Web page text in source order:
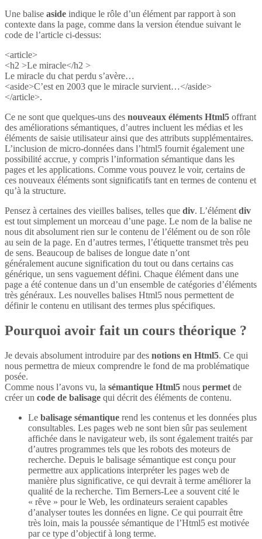
Une balise aside indique le rôle d’un élément par rapport à son
contexte dans la page, comme dans la version étendue suivant le
code de l’article ci-dessus:
<article>
<h2 >Le miracle</h2 >
Le miracle du chat perdu s’avère…
<aside>C’est en 2003 que le miracle survient…</aside>
</article>.
Ce ne sont que quelques-uns des nouveaux éléments Html5 offrant
des améliorations sémantiques, d’autres incluent les médias et les
éléments de saisie utilisateur ainsi que des attributs supplémentaires.
L’inclusion de micro-données dans l’html5 fournit également une
possibilité accrue, y compris l’information sémantique dans les
pages et les applications. Comme vous pouvez le voir, certains de
ces nouveaux éléments sont significatifs tant en termes de contenu et
qu’à la structure.
Pensez à certaines des vieilles balises, telles que div. L’élément div
est tout simplement un morceau d’une page. Le nom de la balise ne
nous dit absolument rien sur le contenu de l’élément ou de son rôle
au sein de la page. En d’autres termes, l’étiquette transmet très peu
de sens. Beaucoup de balises de longue date n’ont
généralement aucune signification du tout ou dans certains cas
générique, un sens vaguement défini. Chaque élément dans une
page a été contenue dans un d’un ensemble de catégories d’éléments
très généraux. Les nouvelles balises Html5 nous permettent de
définir le contenu en utilisant des termes plus spécifiques.
Pourquoi avoir fait un cours théorique ?
Je devais absolument introduire par des notions en Html5. Ce qui
nous permettra de mieux comprendre le fond de ma problématique
posée.
Comme nous l’avons vu, la sémantique Html5 nous permet de
créer un code de balisage qui décrit des éléments de contenu.
Le balisage sémantique rend les contenus et les données plus
consultables. Les pages web ne sont bien sûr pas seulement
affichée dans le navigateur web, ils sont également traités par
d’autres programmes tels que les robots des moteurs de
recherche. Depuis le balisage sémantique est conçu pour
permettre aux applications interpréter les pages web de
manière plus significative, ce qui devrait à terme améliorer la
qualité de la recherche. Tim Berners-Lee a souvent cité le
« rêve » pour le Web, les ordinateurs seraient capables
d’analyser toutes les données en ligne. Ce qui pourrait être
très loin, mais la poussée sémantique de l’Html5 est motivée
par ce type d’objectif à long terme.